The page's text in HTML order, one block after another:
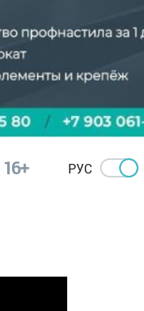
16+ РУС